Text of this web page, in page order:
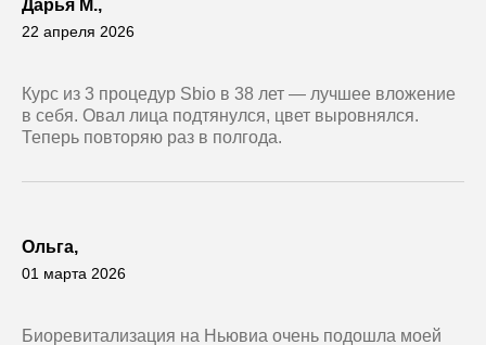
Дарья М.,
22 апреля 2026
Курс из 3 процедур Sbio в 38 лет — лучшее вложение
в себя. Овал лица подтянулся, цвет выровнялся.
Теперь повторяю раз в полгода.
Ольга,
01 марта 2026
Биоревитализация на Ньювиа очень подошла моей